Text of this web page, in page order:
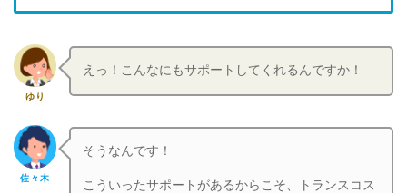
ゆり
えっ！こんなにもサポートしてくれるんですか！
佐々木
そうなんです！
こういったサポートがあるからこそ、トランスコス